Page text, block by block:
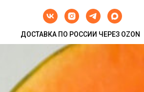
ДОСТАВКА ПО РОССИИ ЧЕРЕЗ OZON